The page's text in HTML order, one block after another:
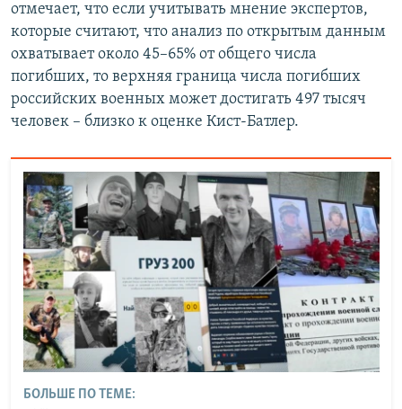
отмечает, что если учитывать мнение экспертов,
которые считают, что анализ по открытым данным
охватывает около 45–65% от общего числа
погибших, то верхняя граница числа погибших
российских военных может достигать 497 тысяч
человек – близко к оценке Кист-Батлер.
БОЛЬШЕ ПО ТЕМЕ: